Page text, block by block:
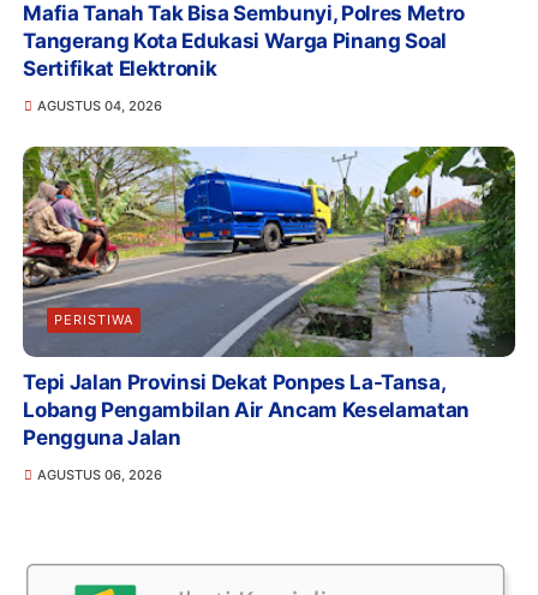
Mafia Tanah Tak Bisa Sembunyi, Polres Metro
Tangerang Kota Edukasi Warga Pinang Soal
Sertifikat Elektronik
AGUSTUS 04, 2026
PERISTIWA
Tepi Jalan Provinsi Dekat Ponpes La-Tansa,
Lobang Pengambilan Air Ancam Keselamatan
Pengguna Jalan
AGUSTUS 06, 2026